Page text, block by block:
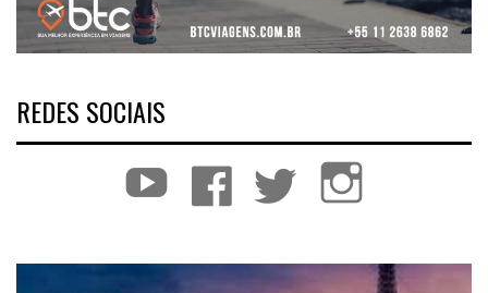
REDES SOCIAIS
YouTube Facebook Twitter